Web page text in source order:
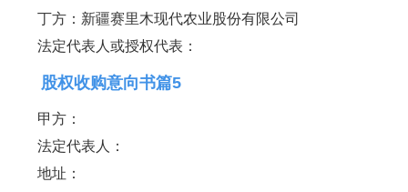
丁方：新疆赛里木现代农业股份有限公司
法定代表人或授权代表：
股权收购意向书篇5
甲方：
法定代表人：
地址：